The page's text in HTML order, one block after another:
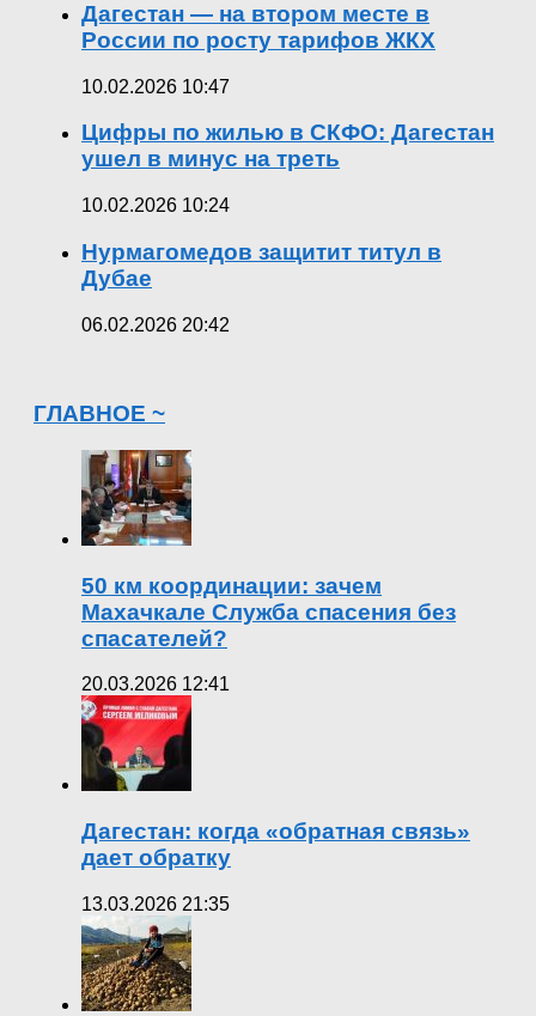
Дагестан — на втором месте в
России по росту тарифов ЖКХ
10.02.2026 10:47
Цифры по жилью в СКФО: Дагестан
ушел в минус на треть
10.02.2026 10:24
Нурмагомедов защитит титул в
Дубае
06.02.2026 20:42
ГЛАВНОЕ ~
50 км координации: зачем
Махачкале Служба спасения без
спасателей?
20.03.2026 12:41
Дагестан: когда «обратная связь»
дает обратку
13.03.2026 21:35